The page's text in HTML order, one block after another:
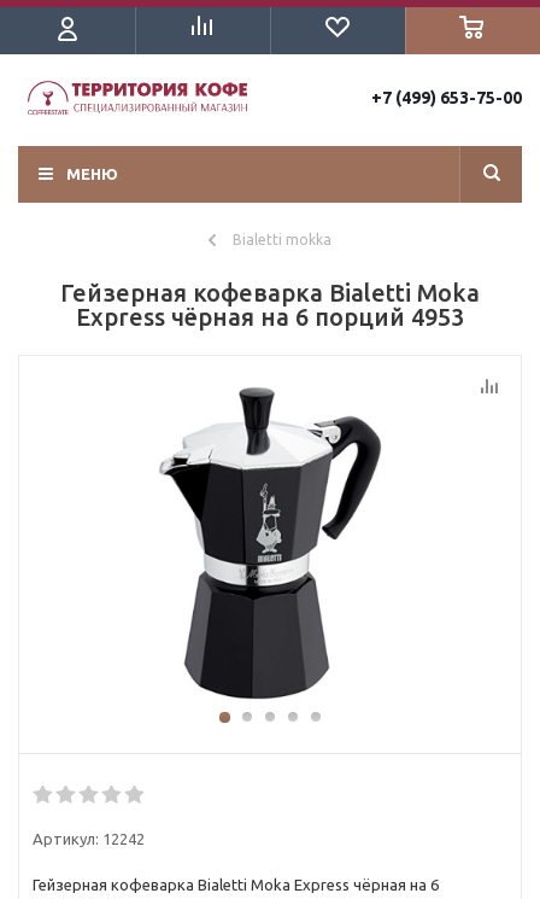
+7 (499) 653-75-00
МЕНЮ
Bialetti mokka
Гейзерная кофеварка Bialetti Moka
Express чёрная на 6 порций 4953
Артикул: 12242
Гейзерная кофеварка Bialetti Moka Express чёрная на 6